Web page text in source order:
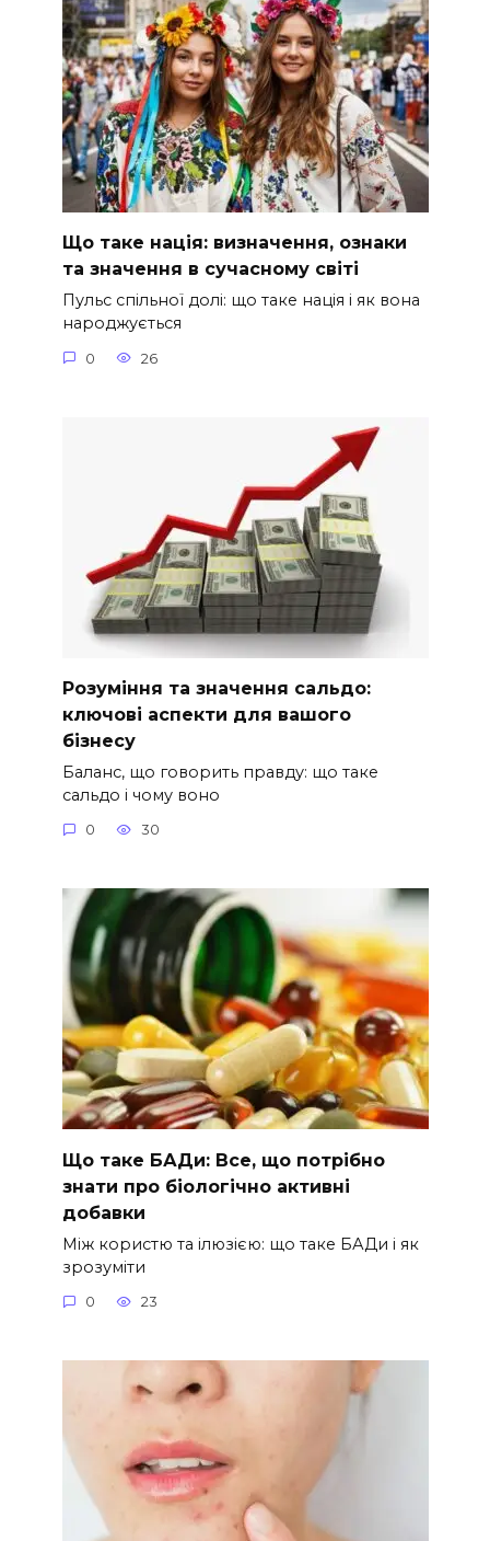
Що таке нація: визначення, ознаки
та значення в сучасному світі
Пульс спільної долі: що таке нація і як вона
народжується
0 26
Розуміння та значення сальдо:
ключові аспекти для вашого
бізнесу
Баланс, що говорить правду: що таке
сальдо і чому воно
0 30
Що таке БАДи: Все, що потрібно
знати про біологічно активні
добавки
Між користю та ілюзією: що таке БАДи і як
зрозуміти
0 23